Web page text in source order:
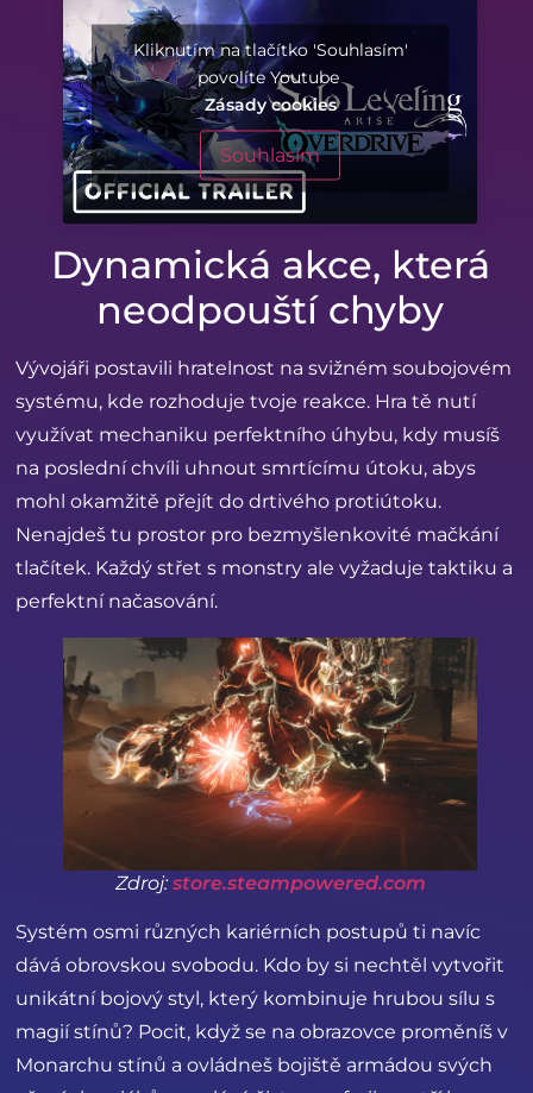
Kliknutím na tlačítko 'Souhlasím'
povolíte Youtube
Zásady cookies
Souhlasím
Dynamická akce, která
neodpouští chyby
Vývojáři postavili hratelnost na svižném soubojovém
systému, kde rozhoduje tvoje reakce. Hra tě nutí
využívat mechaniku perfektního úhybu, kdy musíš
na poslední chvíli uhnout smrtícímu útoku, abys
mohl okamžitě přejít do drtivého protiútoku.
Nenajdeš tu prostor pro bezmyšlenkovité mačkání
tlačítek. Každý střet s monstry ale vyžaduje taktiku a
perfektní načasování.
Zdroj:store.steampowered.com
Systém osmi různých kariérních postupů ti navíc
dává obrovskou svobodu. Kdo by si nechtěl vytvořit
unikátní bojový styl, který kombinuje hrubou sílu s
magií stínů? Pocit, když se na obrazovce proměníš v
Monarchu stínů a ovládneš bojiště armádou svých